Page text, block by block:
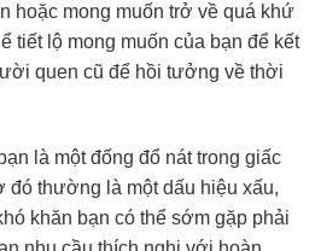
hoặc mong muốn trở về quá khứ
tiết lộ mong muốn của bạn để kết
quen cũ để hồi tưởng về thời
là một đống đổ nát trong giấc
đó thường là một dấu hiệu xấu,
khăn bạn có thể sớm gặp phải